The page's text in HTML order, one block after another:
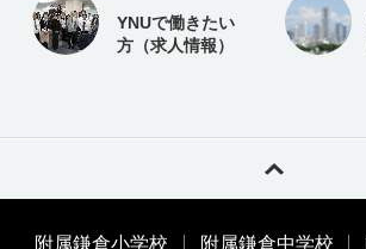
YNUで働きたい
方（求人情報）
附属鎌倉小学校 附属鎌倉中学校